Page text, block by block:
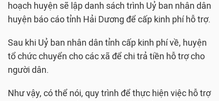
hoạch huyện sẽ lập danh sách trình Uỷ ban nhân dân
huyện báo cáo tỉnh Hải Dương để cấp kinh phí hỗ trợ.
Sau khi Uỷ ban nhân dân tỉnh cấp kinh phí về, huyện
tổ chức chuyển cho các xã để chi trả tiền hỗ trợ cho
người dân.
Như vậy, có thể nói, quy trình để thực hiện việc hỗ trợ